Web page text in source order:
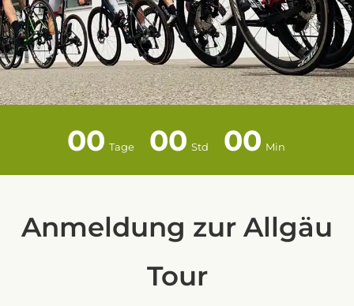
00 Tage 00 Std 00 Min
Anmeldung zur Allgäu
Tour